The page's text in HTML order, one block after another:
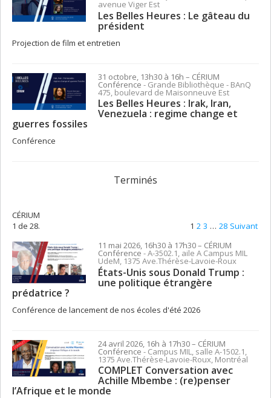
avenue Viger Est
Les Belles Heures : Le gâteau du
président
Projection de film et entretien
31 octobre, 13h30 à 16h– CÉRIUM
Conférence- Grande Bibliothèque - BAnQ
475, boulevard de Maisonneuve Est
Les Belles Heures : Irak, Iran,
Venezuela : regime change et
guerres fossiles
Conférence
Terminés
CÉRIUM
1 de 28.
1 2 3 … 28 Suivant
11 mai 2026, 16h30 à 17h30– CÉRIUM
Conférence- A-3502.1, aile A Campus MIL
UdeM, 1375 Ave.Thérèse-Lavoie-Roux
États-Unis sous Donald Trump :
une politique étrangère
prédatrice ?
Conférence de lancement de nos écoles d'été 2026
24 avril 2026, 16h à 17h30– CÉRIUM
Conférence- Campus MIL, salle A-1502.1,
1375 Ave.Thérèse-Lavoie-Roux, Montréal
COMPLET Conversation avec
Achille Mbembe : (re)penser
l’Afrique et le monde